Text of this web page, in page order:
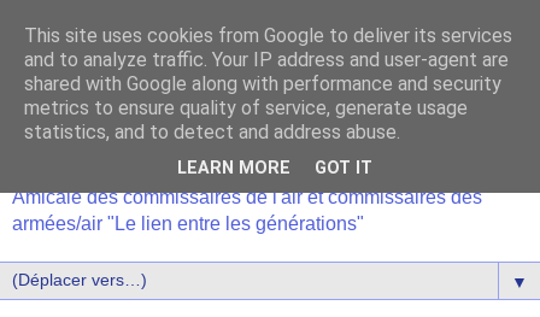
Amicale des commissaires de l'air et commissaires des
armées/air "Le lien entre les générations"
▼
This site uses cookies from Google to deliver its services
and to analyze traffic. Your IP address and user-agent are
shared with Google along with performance and security
metrics to ensure quality of service, generate usage
statistics, and to detect and address abuse.
LEARN MORE GOT IT